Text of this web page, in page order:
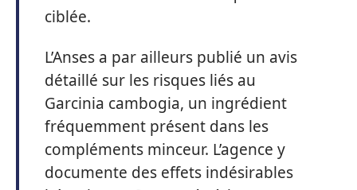
ciblée.
L’Anses a par ailleurs publié un avis
détaillé sur les risques liés au
Garcinia cambogia, un ingrédient
fréquemment présent dans les
compléments minceur. L’agence y
documente des effets indésirables